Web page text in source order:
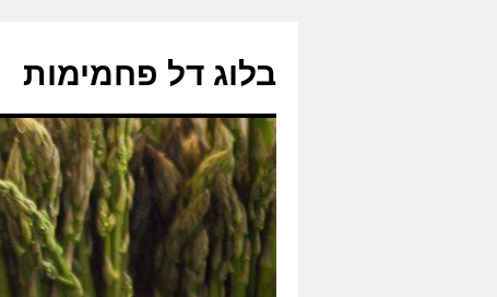
בלוג דל פחמימות